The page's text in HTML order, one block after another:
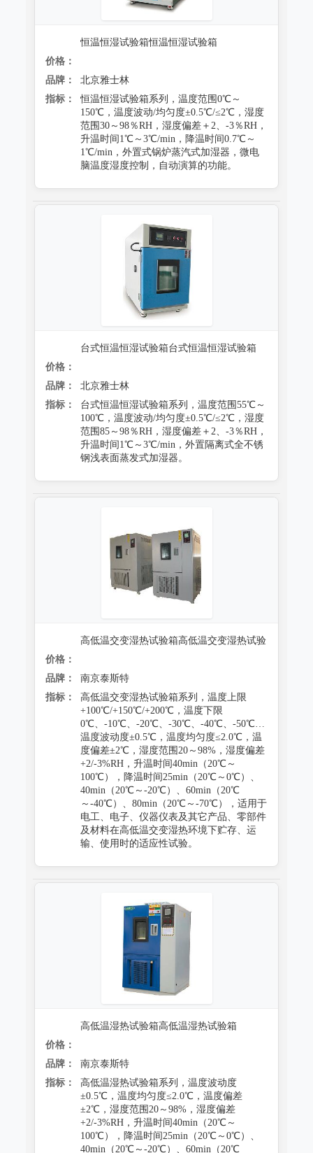
恒温恒湿试验箱恒温恒湿试验箱
价格：
品牌：
北京雅士林
指标：
恒温恒湿试验箱系列，温度范围0℃～
150℃，温度波动/均匀度±0.5℃/≤2℃，湿度
范围30～98％RH，湿度偏差＋2、-3％RH，
升温时间1℃～3℃/min，降温时间0.7℃～
1℃/min，外置式锅炉蒸汽式加湿器，微电
脑温度湿度控制，自动演算的功能。
台式恒温恒湿试验箱台式恒温恒湿试验箱
价格：
品牌：
北京雅士林
指标：
台式恒温恒湿试验箱系列，温度范围55℃～
100℃，温度波动/均匀度±0.5℃/≤2℃，湿度
范围85～98％RH，湿度偏差＋2、-3％RH，
升温时间1℃～3℃/min，外置隔离式全不锈
钢浅表面蒸发式加湿器。
高低温交变湿热试验箱高低温交变湿热试验
价格：
品牌：
南京泰斯特
指标：
高低温交变湿热试验箱系列，温度上限
+100℃/+150℃/+200℃，温度下限
0℃、-10℃、-20℃、-30℃、-40℃、-50℃、-60℃、-
温度波动度±0.5℃，温度均匀度≤2.0℃，温
度偏差±2℃，湿度范围20～98%，湿度偏差
+2/-3%RH，升温时间40min（20℃～
100℃），降温时间25min（20℃～0℃）、
40min（20℃～-20℃）、60min（20℃
～-40℃）、80min（20℃～-70℃），适用于
电工、电子、仪器仪表及其它产品、零部件
及材料在高低温交变湿热环境下贮存、运
输、使用时的适应性试验。
高低温湿热试验箱高低温湿热试验箱
价格：
品牌：
南京泰斯特
指标：
高低温湿热试验箱系列，温度波动度
±0.5℃，温度均匀度≤2.0℃，温度偏差
±2℃，湿度范围20～98%，湿度偏差
+2/-3%RH，升温时间40min（20℃～
100℃），降温时间25min（20℃～0℃）、
40min（20℃～-20℃）、60min（20℃